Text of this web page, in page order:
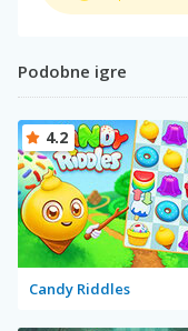
Podobne igre
Candy Riddles
4.2